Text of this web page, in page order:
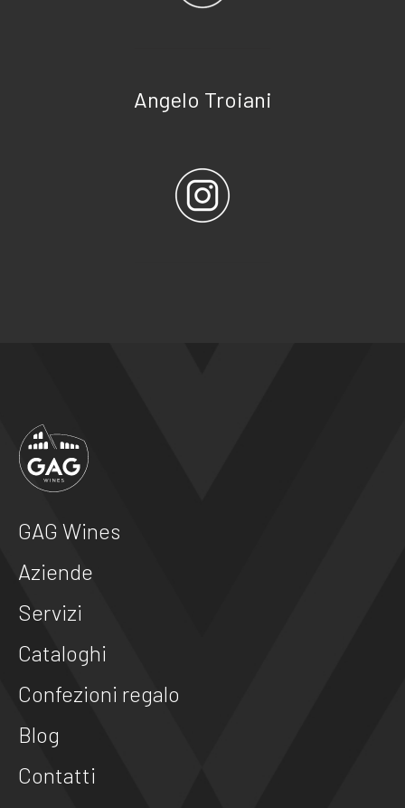
Angelo Troiani
GAG Wines
Aziende
Servizi
Cataloghi
Confezioni regalo
Blog
Contatti